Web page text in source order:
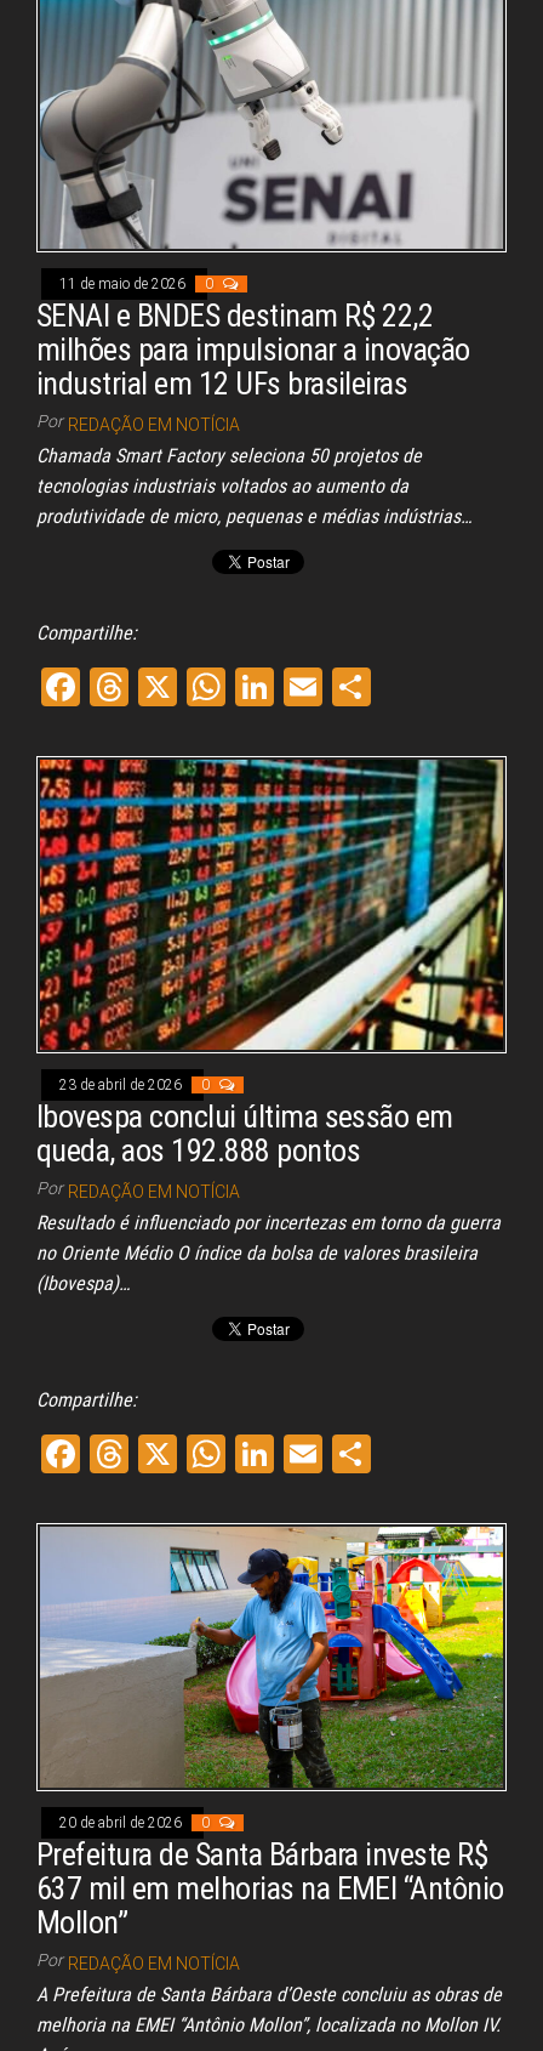
ok s
A
pp
In
11 de maio de 2026 0
SENAI e BNDES destinam R$ 22,2
milhões para impulsionar a inovação
industrial em 12 UFs brasileiras
Por REDAÇÃO EM NOTÍCIA
Chamada Smart Factory seleciona 50 projetos de
tecnologias industriais voltados ao aumento da
produtividade de micro, pequenas e médias indústrias…
Compartilhe:
Fa
bo
ok
Th
ad
s
X
W
ts
A
pp
Li
ed
In
E
ail e
23 de abril de 2026 0
Ibovespa conclui última sessão em
queda, aos 192.888 pontos
Por REDAÇÃO EM NOTÍCIA
Resultado é influenciado por incertezas em torno da guerra
no Oriente Médio O índice da bolsa de valores brasileira
(Ibovespa)…
Compartilhe:
Fa
bo
Th
ad
X
W
ts
A
pp
Li
ed
In
E
ail e
20 de abril de 2026 0
Prefeitura de Santa Bárbara investe R$
637 mil em melhorias na EMEI “Antônio
Mollon”
Por REDAÇÃO EM NOTÍCIA
A Prefeitura de Santa Bárbara d’Oeste concluiu as obras de
melhoria na EMEI “Antônio Mollon”, localizada no Mollon IV.